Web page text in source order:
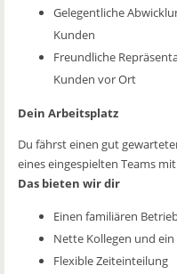
Gelegentliche
Kunden
Freundliche
Kunden vor Ort
Dein Arbeitsplatz
Du fährst einen gut
eines eingespielten Teams
Das bieten wir dir
Einen familiären
Nette Kollegen und
Flexible Zeiteinteilung